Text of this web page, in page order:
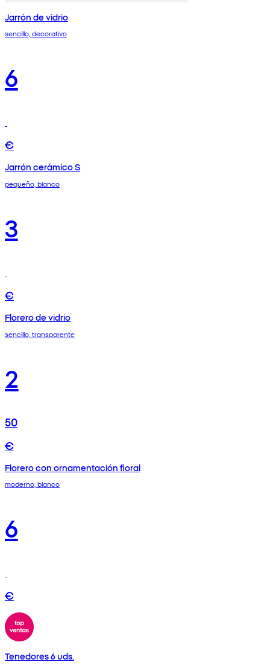
Jarrón de vidrio
sencillo, decorativo
6
€
Jarrón cerámico S
pequeño, blanco
3
€
Florero de vidrio
sencillo, transparente
2
50
€
Florero con ornamentación floral
moderno, blanco
6
€
Tenedores 6 uds.